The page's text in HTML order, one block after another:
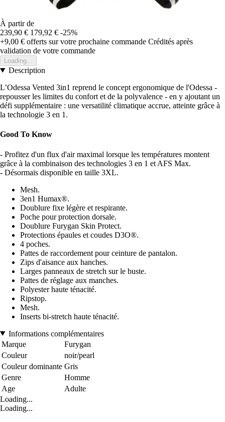
À partir de
239,90 € 179,92 € -25%
+9,00 € offerts sur votre prochaine commande Crédités après
validation de votre commande
Loading...
Description
L’Odessa Vented 3in1 reprend le concept ergonomique de l'Odessa -
repousser les limites du confort et de la polyvalence - en y ajoutant un
défi supplémentaire : une versatilité climatique accrue, atteinte grâce à
la technologie 3 en 1.
Good To Know
- Profitez d'un flux d'air maximal lorsque les températures montent
grâce à la combinaison des technologies 3 en 1 et AFS Max.
- Désormais disponible en taille 3XL.
Mesh.
3en1 Humax®.
Doublure fixe légère et respirante.
Poche pour protection dorsale.
Doublure Furygan Skin Protect.
Protections épaules et coudes D3O®.
4 poches.
Pattes de raccordement pour ceinture de pantalon.
Zips d'aisance aux hanches.
Larges panneaux de stretch sur le buste.
Pattes de réglage aux manches.
Polyester haute ténacité.
Ripstop.
Mesh.
Inserts bi-stretch haute ténacité.
Informations complémentaires
Marque
Furygan
Couleur
noir/pearl
Couleur dominante Gris
Genre
Homme
Age
Adulte
Loading...
Loading...